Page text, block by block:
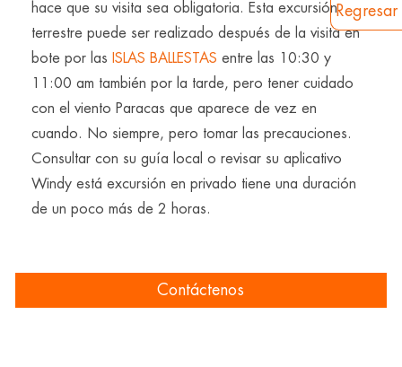
Regresar
hace que su visita sea obligatoria. Esta excursión
terrestre puede ser realizado después de la visita en
bote por las ISLAS BALLESTAS entre las 10:30 y
11:00 am también por la tarde, pero tener cuidado
con el viento Paracas que aparece de vez en
cuando. No siempre, pero tomar las precauciones.
Consultar con su guía local o revisar su aplicativo
Windy está excursión en privado tiene una duración
de un poco más de 2 horas.
Contáctenos